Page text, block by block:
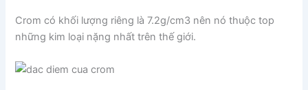
Crom có khối lượng riêng là 7.2g/cm3 nên nó thuộc top
những kim loại nặng nhất trên thế giới.